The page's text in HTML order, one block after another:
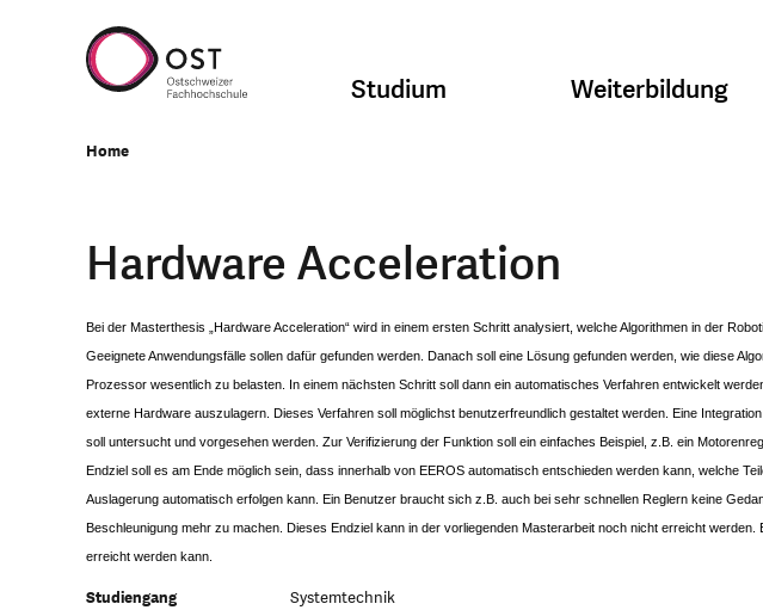
Studium Weiterbildung
Home
Hardware Acceleration
Bei der Masterthesis „Hardware Acceleration“ wird in einem ersten Schritt analysiert, welche Algorithmen in der
Geeignete Anwendungsfälle sollen dafür gefunden werden. Danach soll eine Lösung gefunden werden, wie diese
Prozessor wesentlich zu belasten. In einem nächsten Schritt soll dann ein automatisches Verfahren entwickelt
externe Hardware auszulagern. Dieses Verfahren soll möglichst benutzerfreundlich gestaltet werden. Eine
soll untersucht und vorgesehen werden. Zur Verifizierung der Funktion soll ein einfaches Beispiel, z.B. ein
Endziel soll es am Ende möglich sein, dass innerhalb von EEROS automatisch entschieden werden kann, welche
Auslagerung automatisch erfolgen kann. Ein Benutzer braucht sich z.B. auch bei sehr schnellen Reglern keine
Beschleunigung mehr zu machen. Dieses Endziel kann in der vorliegenden Masterarbeit noch nicht erreicht werden.
erreicht werden kann.
Studiengang
Systemtechnik